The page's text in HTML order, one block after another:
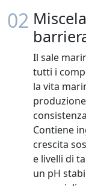
02
Il sale
tutti i
la vita
Contiene
crescita
e livelli di
un pH